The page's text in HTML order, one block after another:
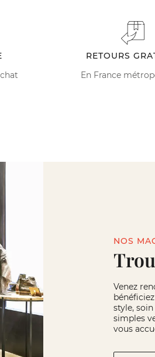
RETOURS
En France
NOS
Venez
style,
simples
vous